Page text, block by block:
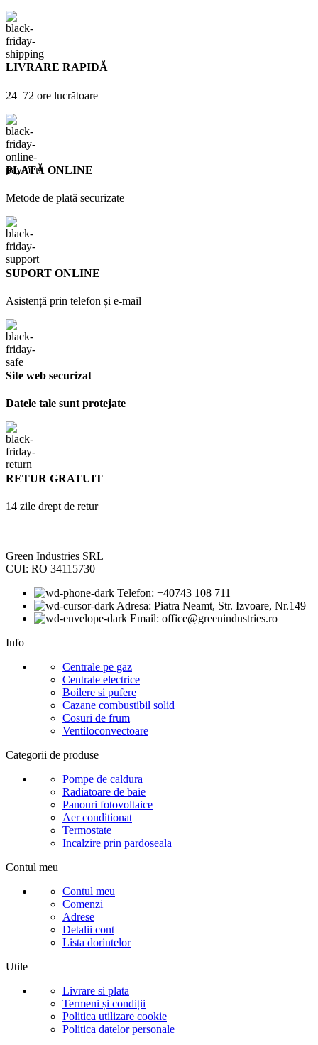
LIVRARE RAPIDĂ
24–72 ore lucrătoare
PLATĂ ONLINE
Metode de plată securizate
SUPORT ONLINE
Asistență prin telefon și e-mail
Site web securizat
Datele tale sunt protejate
RETUR GRATUIT
14 zile drept de retur
Green Industries SRL
CUI: RO 34115730
Telefon: +40743 108 711
Adresa: Piatra Neamt, Str. Izvoare, Nr.149
Email: office@greenindustries.ro
Info
Centrale pe gaz
Centrale electrice
Boilere si pufere
Cazane combustibil solid
Cosuri de frum
Ventiloconvectoare
Categorii de produse
Pompe de caldura
Radiatoare de baie
Panouri fotovoltaice
Aer conditionat
Termostate
Incalzire prin pardoseala
Contul meu
Contul meu
Comenzi
Adrese
Detalii cont
Lista dorintelor
Utile
Livrare si plata
Termeni și condiții
Politica utilizare cookie
Politica datelor personale